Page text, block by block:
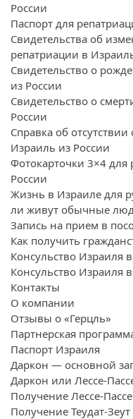
России
Паспорт для
Свидетельства об
репатриации в
Свидетельство о
из России
Свидетельство о
России
Справка об
Израиль из России
Фотокарточки 3×4
России
Жизнь в Израиле для
ли живут обычные
Запись на прием в
Как получить
Консульство Израиля
Консульство Израиля
Контакты
О компании
Отзывы о «Герцль»
Партнерская
Паспорт Израиля
Даркон — основной
Даркон или Лессе-
Получение Лессе-Пассе
Получение Теудат-Зеут